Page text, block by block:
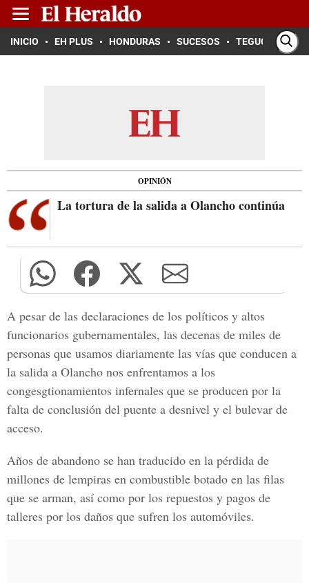
INICIO EH PLUS HONDURAS SUCESOS TEGUCIGALPA
OPINIÓN
La tortura de la salida a Olancho continúa
A pesar de las declaraciones de los políticos y altos
funcionarios gubernamentales, las decenas de miles de
personas que usamos diariamente las vías que conducen a
la salida a Olancho nos enfrentamos a los
congesgtionamientos infernales que se producen por la
falta de conclusión del puente a desnivel y el bulevar de
acceso.
Años de abandono se han traducido en la pérdida de
millones de lempiras en combustible botado en las filas
que se arman, así como por los repuestos y pagos de
talleres por los daños que sufren los automóviles.